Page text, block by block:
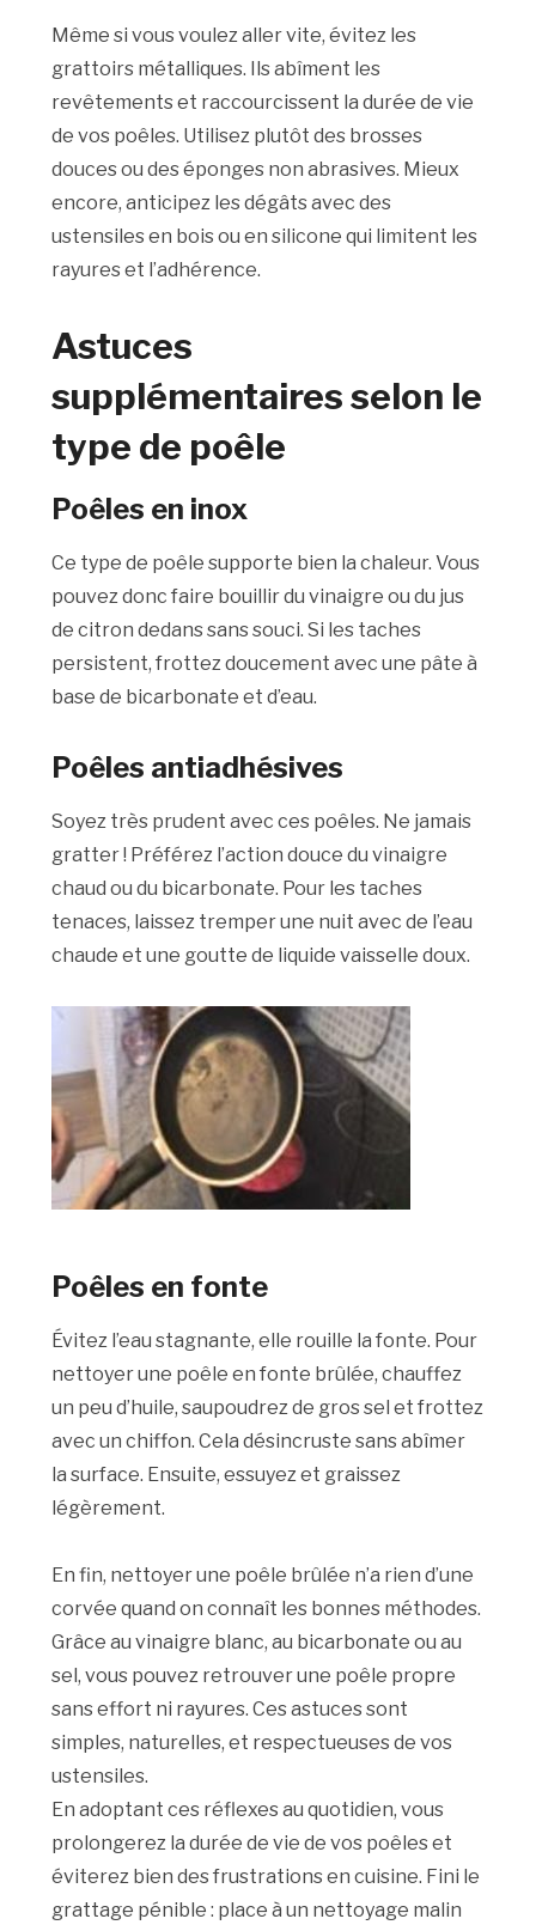
Même si vous voulez aller vite, évitez les
grattoirs métalliques. Ils abîment les
revêtements et raccourcissent la durée de vie
de vos poêles. Utilisez plutôt des brosses
douces ou des éponges non abrasives. Mieux
encore, anticipez les dégâts avec des
ustensiles en bois ou en silicone qui limitent les
rayures et l’adhérence.
Astuces
supplémentaires selon le
type de poêle
Poêles en inox
Ce type de poêle supporte bien la chaleur. Vous
pouvez donc faire bouillir du vinaigre ou du jus
de citron dedans sans souci. Si les taches
persistent, frottez doucement avec une pâte à
base de bicarbonate et d’eau.
Poêles antiadhésives
Soyez très prudent avec ces poêles. Ne jamais
gratter ! Préférez l’action douce du vinaigre
chaud ou du bicarbonate. Pour les taches
tenaces, laissez tremper une nuit avec de l’eau
chaude et une goutte de liquide vaisselle doux.
Poêles en fonte
Évitez l’eau stagnante, elle rouille la fonte. Pour
nettoyer une poêle en fonte brûlée, chauffez
un peu d’huile, saupoudrez de gros sel et frottez
avec un chiffon. Cela désincruste sans abîmer
la surface. Ensuite, essuyez et graissez
légèrement.
En fin, nettoyer une poêle brûlée n’a rien d’une
corvée quand on connaît les bonnes méthodes.
Grâce au vinaigre blanc, au bicarbonate ou au
sel, vous pouvez retrouver une poêle propre
sans effort ni rayures. Ces astuces sont
simples, naturelles, et respectueuses de vos
ustensiles.
En adoptant ces réflexes au quotidien, vous
prolongerez la durée de vie de vos poêles et
éviterez bien des frustrations en cuisine. Fini le
grattage pénible : place à un nettoyage malin